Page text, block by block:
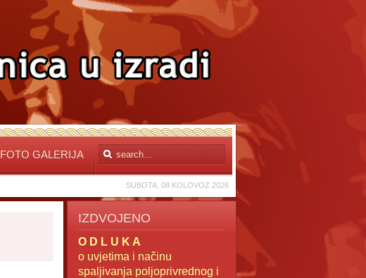
FOTO GALERIJA
SUBOTA, 08 KOLOVOZ 2026
IZDVOJENO
O D L U K A
o uvjetima i načinu
spaljivanja poljoprivrednog i